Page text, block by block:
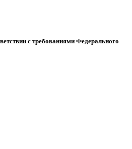
с требованиями Федерального